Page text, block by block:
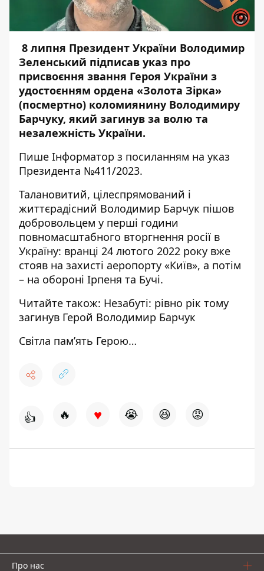
8 липня Президент України Володимир
Зеленський підписав указ про
присвоєння звання Героя України з
удостоєнням ордена «Золота Зірка»
(посмертно) коломиянину Володимиру
Барчуку, який загинув за волю та
незалежність України.
Пише Інформатор з посиланням на указ
Президента №411/2023.
Талановитий, цілеспрямований і
життєрадісний Володимир Барчук пішов
добровольцем у перші години
повномасштабного вторгнення росії в
Україну: вранці 24 лютого 2022 року вже
стояв на захисті аеропорту «Київ», а потім
– на обороні Ірпеня та Бучі.
Читайте також: Незабуті: рівно рік тому
загинув Герой Володимир Барчук
Світла пам’ять Герою…
👍 🔥 ♥ 😭 😆 😡
Про нас